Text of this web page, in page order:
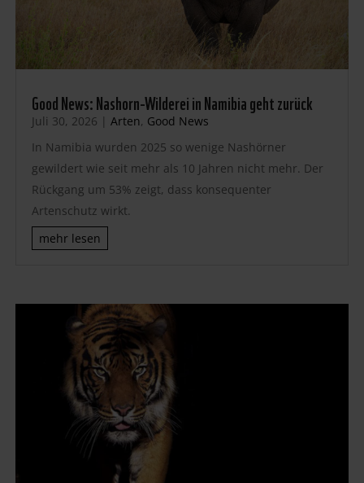
Good News: Nashorn-Wilderei in Namibia geht zurück
Juli 30, 2026 | Arten, Good News
In Namibia wurden 2025 so wenige Nashörner
gewildert wie seit mehr als 10 Jahren nicht mehr. Der
Rückgang um 53% zeigt, dass konsequenter
Artenschutz wirkt.
mehr lesen